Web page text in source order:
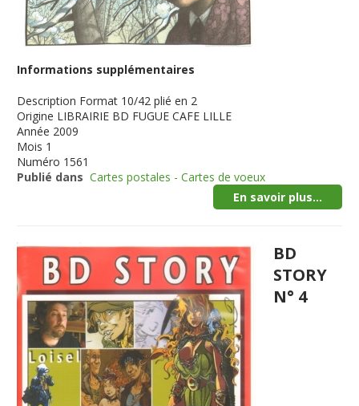
Informations supplémentaires
Description Format 10/42 plié en 2
Origine LIBRAIRIE BD FUGUE CAFE LILLE
Année 2009
Mois 1
Numéro 1561
Publié dans Cartes postales - Cartes de voeux
En savoir plus...
BD
STORY
N° 4